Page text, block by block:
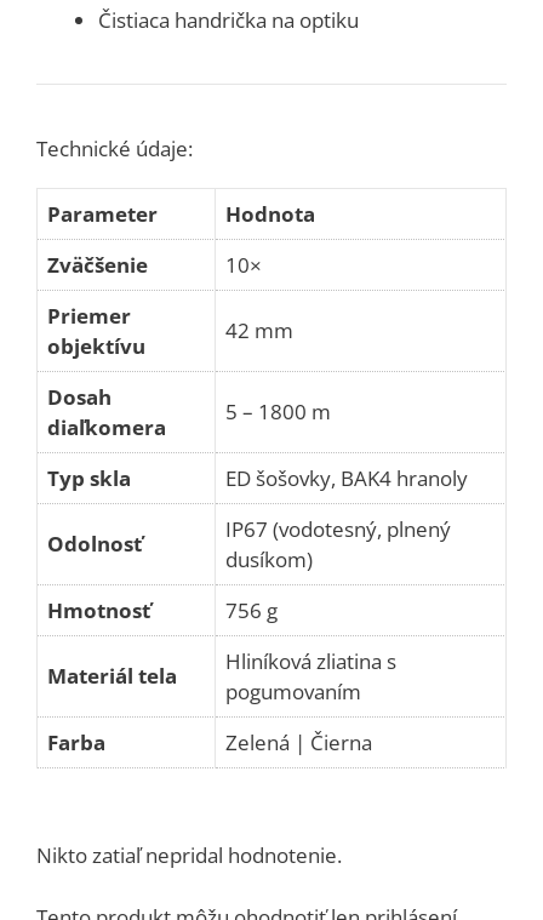
Čistiaca handrička na optiku
Technické údaje:
Parameter
Hodnota
Zväčšenie
10×
Priemer
objektívu
42 mm
Dosah
diaľkomera
5 – 1800 m
Typ skla ED šošovky, BAK4 hranoly
Odolnosť
IP67 (vodotesný, plnený
dusíkom)
Hmotnosť
756 g
Materiál tela
Hliníková zliatina s
pogumovaním
Farba
Zelená | Čierna
Nikto zatiaľ nepridal hodnotenie.